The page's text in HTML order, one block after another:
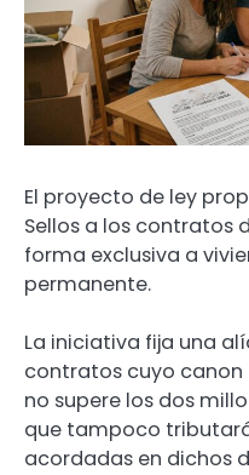
El proyecto de ley
Sellos a los contratos
forma exclusiva a
permanente.
La iniciativa fija una
contratos cuyo
no supere los dos
que tampoco
acordadas en dichos